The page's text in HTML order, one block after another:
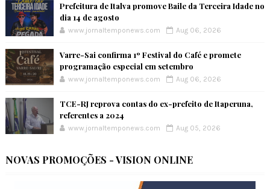
Prefeitura de Italva promove Baile da Terceira Idade no
dia 14 de agosto
www.jornaltemponews.com Aug 06, 2026
Varre-Sai confirma 1º Festival do Café e promete
programação especial em setembro
www.jornaltemponews.com Aug 06, 2026
TCE-RJ reprova contas do ex-prefeito de Itaperuna,
referentes a 2024
www.jornaltemponews.com Aug 05, 2026
NOVAS PROMOÇÕES - VISION ONLINE